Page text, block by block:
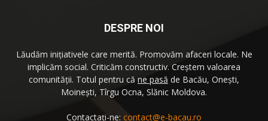
DESPRE NOI
Lăudăm iniţiativele care merită. Promovăm afaceri locale. Ne
implicăm social. Criticăm constructiv. Creştem valoarea
comunităţii. Totul pentru că ne pasă de Bacău, Oneşti,
Moineşti, Tîrgu Ocna, Slănic Moldova.
Contactați-ne: contact@e-bacau.ro